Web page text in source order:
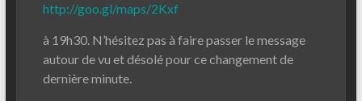
http://goo.gl/maps/2Kxf
à 19h30. N’hésitez pas à faire passer le message
autour de vu et désolé pour ce changement de
dernière minute.